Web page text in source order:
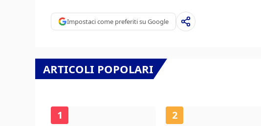
Impostaci come preferiti su Google
ARTICOLI POPOLARI
1 2